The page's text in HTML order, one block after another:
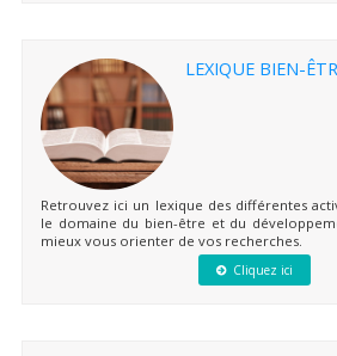
LEXIQUE BIEN-
Retrouvez ici un lexique des différentes
le domaine du bien-être et du
mieux vous orienter de vos recherches.
Cliquez ici